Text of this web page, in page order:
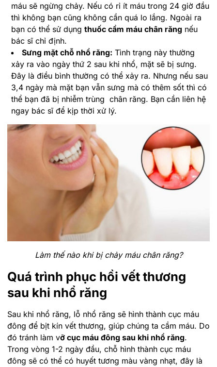
máu sẽ ngừng chảy. Nếu có rỉ ít máu trong 24 giờ đầu
thì không bạn cũng không cần quá lo lắng. Ngoài ra
bạn có thể sử dụng thuốc cầm máu chân răng nếu
bác sĩ chỉ định.
Sưng mặt chỗ nhổ răng: Tình trạng này thường
xảy ra vào ngày thứ 2 sau khi nhổ, mặt sẽ bị sưng.
Đây là điều bình thường có thể xảy ra. Nhưng nếu sau
3,4 ngày mà mặt bạn vẫn sưng mà có thêm sốt thì có
thể bạn đã bị nhiễm trùng chân răng. Bạn cần liên hệ
ngay bác sĩ để kịp thời xử lý.
Làm thế nào khi bị chảy máu chân răng?
Quá trình phục hồi vết thương
sau khi nhổ răng
Sau khi nhổ răng, lỗ nhổ răng sẽ hình thành cục máu
đông để bịt kín vết thương, giúp chúng ta cầm máu. Do
đó tránh làm vỡ cục máu đông sau khi nhổ răng.
Trong vòng 1-2 ngày đầu, chỗ hình thành cục máu
đông sẽ có thể có huyết tương màu vàng nhạt, đây là